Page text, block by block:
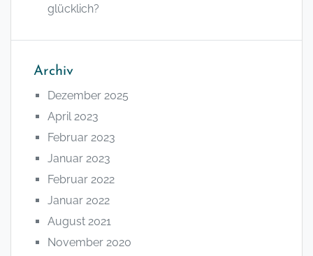
glücklich?
Archiv
Dezember 2025
April 2023
Februar 2023
Januar 2023
Februar 2022
Januar 2022
August 2021
November 2020